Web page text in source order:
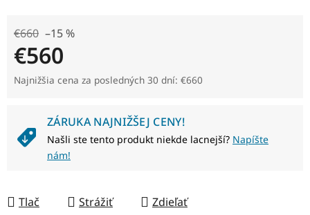
€660 –15 %
€560
Jednotková cena:
Najnižšia cena za posledných 30 dní: €660
ZÁRUKA NAJNIŽŠEJ CENY!
Našli ste tento produkt niekde lacnejší? Napíšte
nám!
Tlač Strážiť Zdieľať